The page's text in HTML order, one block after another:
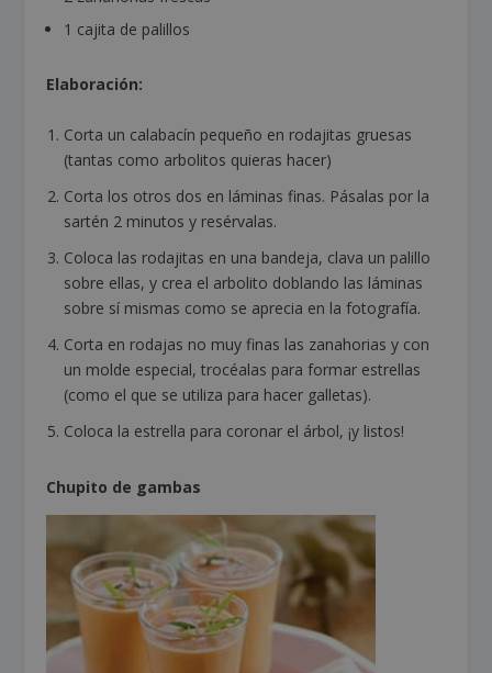
1 cajita de palillos
Elaboración:
Corta un calabacín pequeño en rodajitas gruesas
(tantas como arbolitos quieras hacer)
Corta los otros dos en láminas finas. Pásalas por la
sartén 2 minutos y resérvalas.
Coloca las rodajitas en una bandeja, clava un palillo
sobre ellas, y crea el arbolito doblando las láminas
sobre sí mismas como se aprecia en la fotografía.
Corta en rodajas no muy finas las zanahorias y con
un molde especial, trocéalas para formar estrellas
(como el que se utiliza para hacer galletas).
Coloca la estrella para coronar el árbol, ¡y listos!
Chupito de gambas